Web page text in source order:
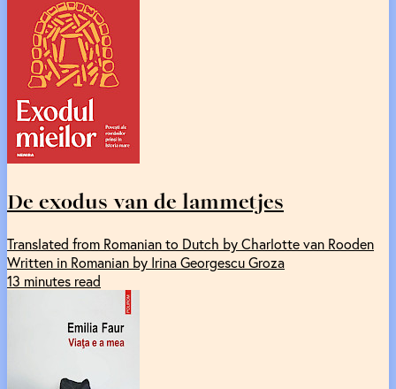
De exodus van de lammetjes
Translated from Romanian to Dutch by Charlotte van Rooden
Written in Romanian by Irina Georgescu Groza
13 minutes read